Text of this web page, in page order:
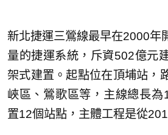
新北捷運三鶯線最早在2000年
量的捷運系統，斥資502億元
架式建置。起點位在頂埔站，
峽區、鶯歌區等，主線總長
置12個站點，主體工程是從